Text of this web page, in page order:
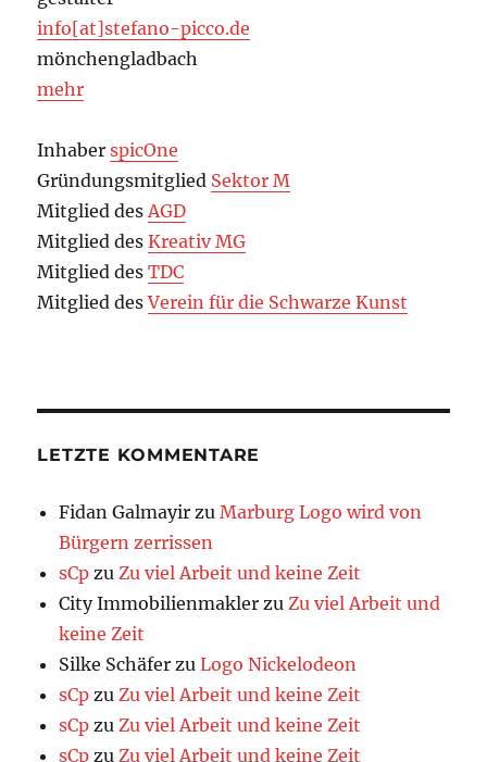
info[at]stefano-picco.de
mönchengladbach
mehr
InhaberspicOne
Gründungsmitglied Sektor M
Mitglied desAGD
Mitglied desKreativ MG
Mitglied desTDC
Mitglied desVerein für die Schwarze Kunst
LETZTE KOMMENTARE
Fidan Galmayir zuMarburg Logo wird von
Bürgern zerrissen
sCp zuZu viel Arbeit und keine Zeit
City Immobilienmakler zuZu viel Arbeit und
keine Zeit
Silke Schäfer zuLogo Nickelodeon
sCp zuZu viel Arbeit und keine Zeit
sCp zuZu viel Arbeit und keine Zeit
sCp zuZu viel Arbeit und keine Zeit